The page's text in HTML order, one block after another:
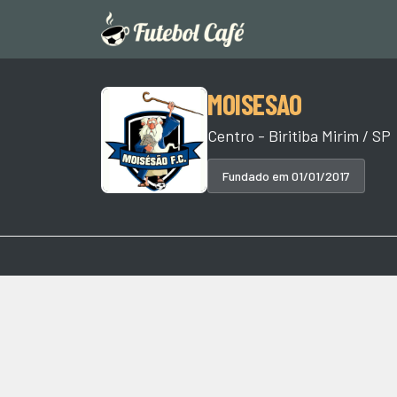
MOISESAO
Centro - Biritiba Mirim / SP
Fundado em 01/01/2017